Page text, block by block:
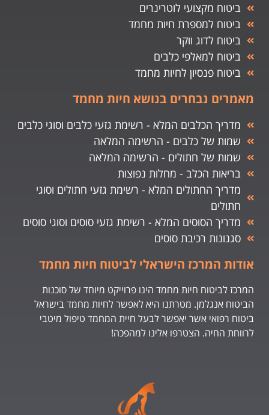
ביטוח מקצועי לוטרינרים
ביטוח למספרת חיות מחמד
ביטוח לדוג ווקר
ביטוח למאלפי כלבים
ביטוח פנסיון לחיות מחמד
מאמרים נבחרים בנושא חיות מחמד
מדריך הכלבים המלא - רשימת גזעי כלבים וסוגי כלבים
שמות של כלבים - הרשימה המלאה
שמות של חתולים - הרשימה המלאה
בריאות הכלב - מחלות נפוצות
מדריך החתולים המלא - רשימת גזעי חתולים וסוגי
חתולים
מדריך הסוסים המלא - רשימת גזעי סוסים וסוגי סוסים
סגנונות רכיבת סוסים
אודות המרכז הישראלי לביטוח חיות מחמד
המרכז לביטוח חיות מחמד הינו פרוייקט מיוחד של סוכנות
הביטוח אנגלמן. מטרתנו היא לאפשר לחיות מחמד בישראל
ביטוח רפואי אשר יאפשר לבעל חיית המחמד טיפול מיטבי
לרווחת החיה. הצטרפו אלינו למהפכה!